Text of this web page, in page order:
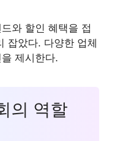
와 할인 혜택을 접
잡았다. 다양한 업체
제시한다.
의 역할